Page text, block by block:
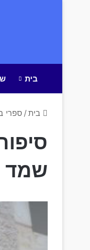
בית
בית / ספרי
שמד